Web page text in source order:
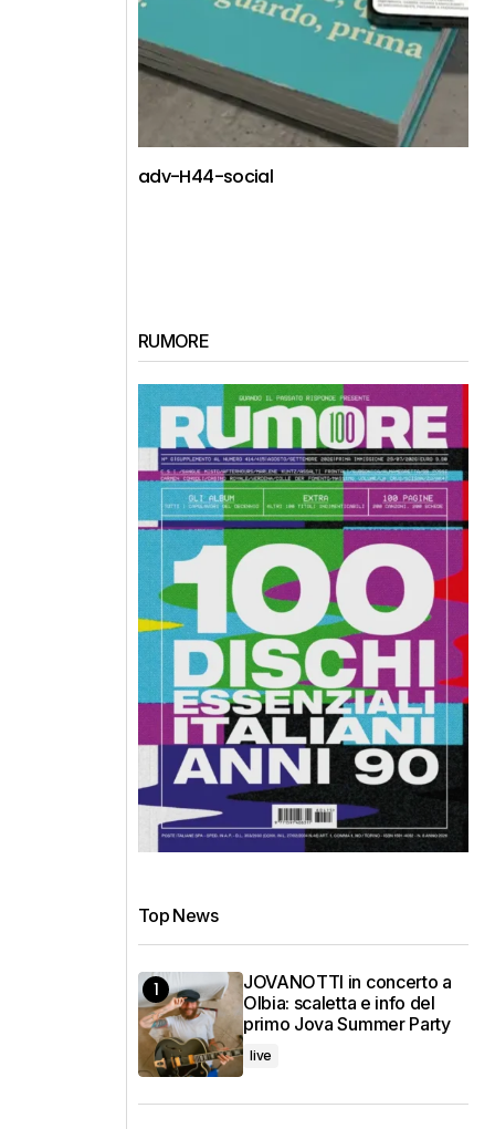
adv-H44-social
RUMORE
Top News
JOVANOTTI in concerto a
Olbia: scaletta e info del
primo Jova Summer Party
live